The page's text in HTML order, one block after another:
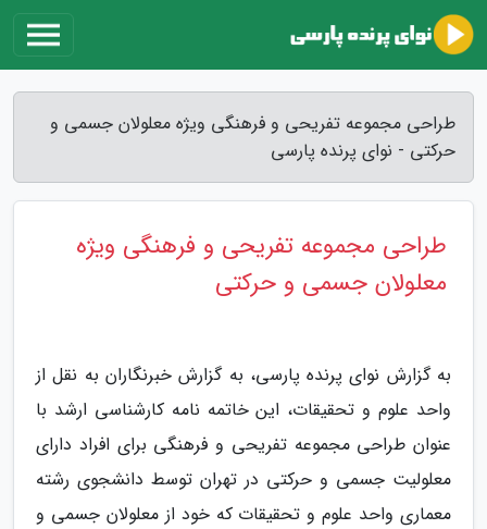
طراحی مجموعه تفریحی و فرهنگی ویژه معلولان جسمی و
حرکتی - نوای پرنده پارسی
طراحی مجموعه تفریحی و فرهنگی ویژه
معلولان جسمی و حرکتی
به گزارش نوای پرنده پارسی، به گزارش خبرنگاران به نقل از
واحد علوم و تحقیقات، این خاتمه نامه کارشناسی ارشد با
عنوان طراحی مجموعه تفریحی و فرهنگی برای افراد دارای
معلولیت جسمی و حرکتی در تهران توسط دانشجوی رشته
معماری واحد علوم و تحقیقات که خود از معلولان جسمی و